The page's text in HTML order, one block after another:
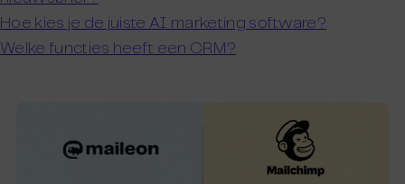
Hoe kies je de juiste AI marketing software?
Welke functies heeft een CRM?